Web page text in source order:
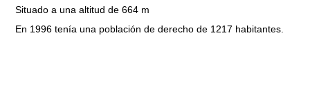
Situado a una altitud de 664 m
En 1996 tenía una población de derecho de 1217 habitantes.